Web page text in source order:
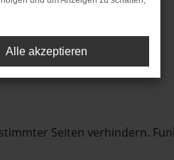
Seiten verhindern.
Alle akzeptieren